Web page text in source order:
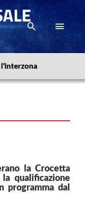
la Crocetta
qualificazione
programma dal